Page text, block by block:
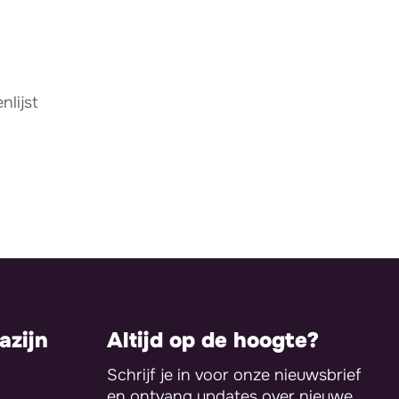
Altijd op de hoogte?
Schrijf je in voor onze nieuwsbrief